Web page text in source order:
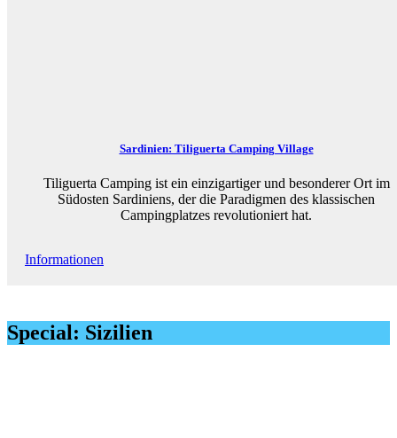
Sardinien: Tiliguerta Camping Village
Tiliguerta Camping ist ein einzigartiger und besonderer Ort im
Südosten Sardiniens, der die Paradigmen des klassischen
Campingplatzes revolutioniert hat.
Informationen
Special: Sizilien